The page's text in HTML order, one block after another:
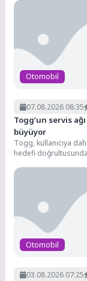
8
Hyundai
Çözümü:
Otomobil
07.08.2026 08:35
Togg’un servis ağı
büyüyor
Togg, kullanıcıya
hedefi
Yıl sonuna kadar...
Otomobil
03.08.2026 07:25